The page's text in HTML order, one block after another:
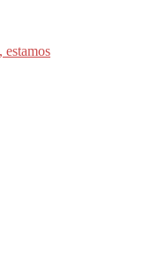
estamos